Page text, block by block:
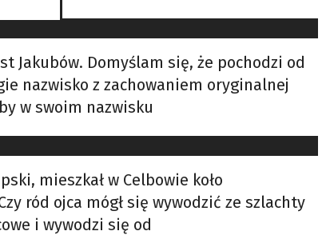
Jakubów. Domyślam się, że pochodzi od
nazwisko z zachowaniem oryginalnej
w swoim nazwisku
mieszkał w Celbowie koło
ród ojca mógł się wywodzić ze szlachty
i wywodzi się od